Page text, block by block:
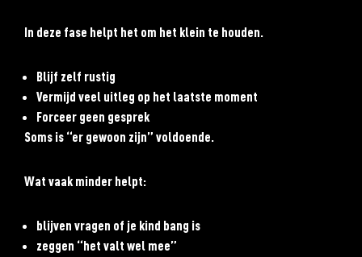
In deze fase helpt het om het klein te houden.
Blijf zelf rustig
Vermijd veel uitleg op het laatste moment
Forceer geen gesprek
Soms is “er gewoon zijn” voldoende.
Wat vaak minder helpt:
blijven vragen of je kind bang is
zeggen “het valt wel mee”